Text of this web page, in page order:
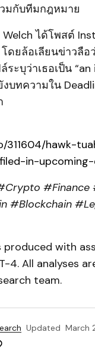
มกับทีมกฎหมาย
ได้โพสต์
ดยล้อเลียนข่าวลือ
ะบุว่าเธอเป็น
บทความใน
311604/hawk-
in-
#Finance
#Blockchain
produced with
4. All analyses
team.
Updated March